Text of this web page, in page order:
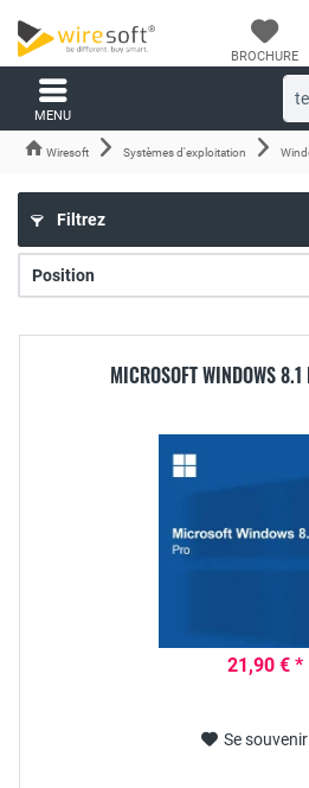
BROCHURE
MENU
Wiresoft Systèmes d'exploitation
Filtrez
MICROSOFT WINDOWS
21,90 € *
Se